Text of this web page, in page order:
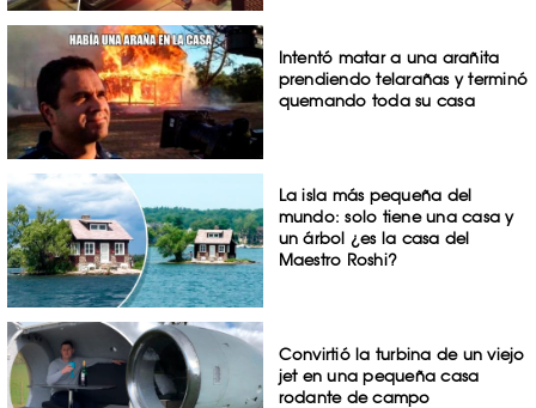
Intentó matar a una arañita
prendiendo telarañas y terminó
quemando toda su casa
La isla más pequeña del
mundo: solo tiene una casa y
un árbol ¿es la casa del
Maestro Roshi?
Convirtió la turbina de un viejo
jet en una pequeña casa
rodante de campo